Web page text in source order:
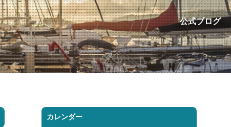
公式ブログ
カレンダー